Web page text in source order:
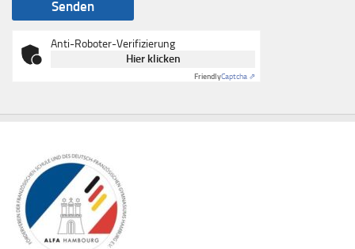
Anti-Roboter-Verifizierung
Hier klicken
FriendlyCaptcha ⇗